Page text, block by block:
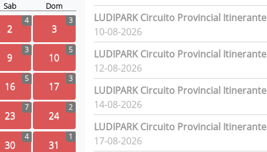
Sab Dom
2
4
3
3
9
3
10
5
16
5
17
3
23
7
24
2
30
4
31
1
LUDIPARK Circuito Provincial Itinerante
10-08-2026
LUDIPARK Circuito Provincial Itinerante
12-08-2026
LUDIPARK Circuito Provincial Itinerante
14-08-2026
LUDIPARK Circuito Provincial Itinerante
17-08-2026